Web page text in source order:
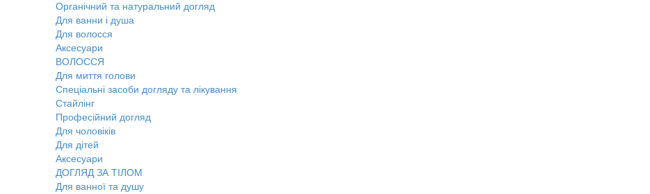
Органічний та натуральний догляд
Для ванни і душа
Для волосся
Аксесуари
ВОЛОССЯ
Для миття голови
Спеціальні засоби догляду та лікування
Стайлінг
Професійний догляд
Для чоловіків
Для дітей
Аксесуари
ДОГЛЯД ЗА ТІЛОМ
Для ванної та душу